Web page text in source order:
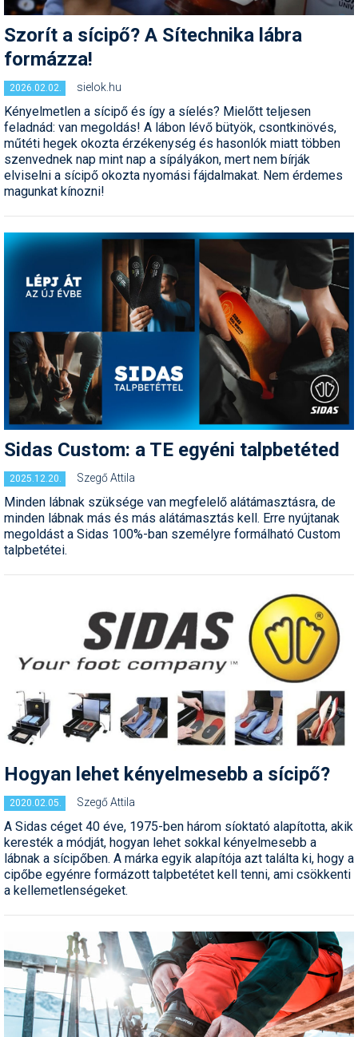
Az idei nyár újdonságai
Tátrában
Hóvihar: több méter friss
hó Chilében és
Argentínában
Kranjska Gora: végre
átadták a négyüléses
felvonót
Kreischberg: kezdődhet az
új Rosenkranz-lift építése
Donovalyban
Freeride
Freestyle
Galéria
Hasznos tanácsok
Havazin
Hírek
Hírlevél
Hójelentés
Hótalp
Humor
Hütte
Interjúk
Játékok
Kerékpár
Magazinok
Munkavállalás
Olvasnivaló
Pályázatok
Rajzok
Síbérletárak
Síbörze
Sícipő
Sífelszerelés
Sífutás
Símánia
Szánkó
Telemark
Túrasí
Webkamerák
Pályaszállások Összes ország
Nyári ajánlatok Összes ország
Sítáborok oktatással
Utazási irodák
Cikkek a síoktatásról
Snowboardoktatók
Sífutásoktatók
Nagykereskedések
Sífutóüzletek
Túrasíüzletek
Akciók
Termékkereső
Autófelszerelés
Korcsolya
Egyéb termékek
Új termékek
Snowboard
Egyéb téli sportok
tévéműsorok
Túrasí és Sífutás
Síelést kiegészítő sportok:
bringa, szörf, stb.
kapcsolódó téma
A honlappal kapcsolatos
kérdések és válaszok
Kötetlen beszélgetések
Belépés Regisztráció
Miért érdemes regisztrálni?
⬇ Telepítsd alkalmazásként a sielok.hu-t
Szorít a sícipő? A Sítechnika lábra
formázza!
2026.02.02. sielok.hu
Kényelmetlen a sícipő és így a síelés? Mielőtt teljesen
feladnád: van megoldás! A lábon lévő bütyök, csontkinövés,
műtéti hegek okozta érzékenység és hasonlók miatt többen
szenvednek nap mint nap a sípályákon, mert nem bírják
elviselni a sícipő okozta nyomási fájdalmakat. Nem érdemes
magunkat kínozni!
Sidas Custom: a TE egyéni talpbetéted
2025.12.20. Szegő Attila
Minden lábnak szüksége van megfelelő alátámasztásra, de
minden lábnak más és más alátámasztás kell. Erre nyújtanak
megoldást a Sidas 100%-ban személyre formálható Custom
talpbetétei.
Hogyan lehet kényelmesebb a sícipő?
2020.02.05. Szegő Attila
A Sidas céget 40 éve, 1975-ben három síoktató alapította, akik
keresték a módját, hogyan lehet sokkal kényelmesebb a
lábnak a sícipőben. A márka egyik alapítója azt találta ki, hogy a
cipőbe egyénre formázott talpbetétet kell tenni, ami csökkenti
a kellemetlenségeket.